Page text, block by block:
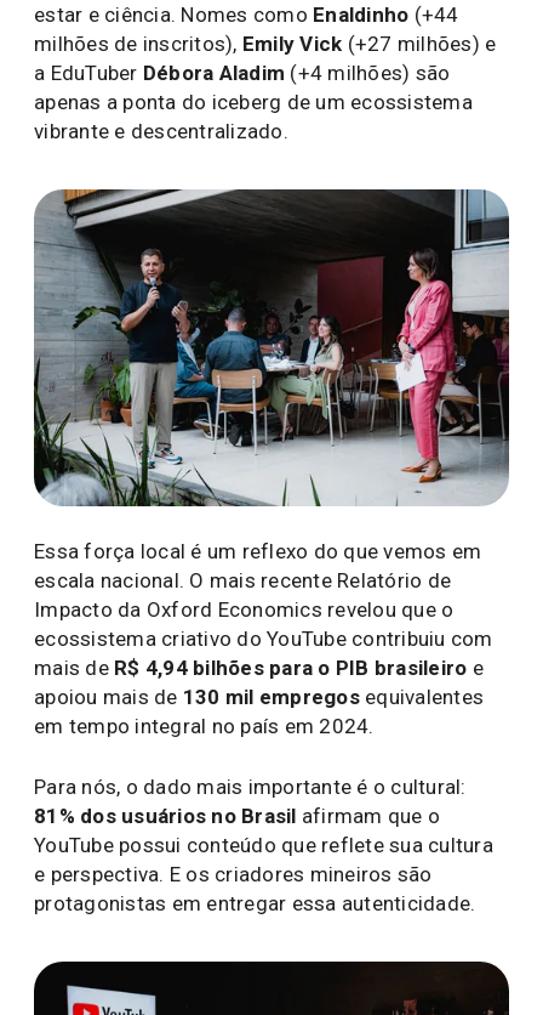
estar e ciência. Nomes como Enaldinho (+44
milhões de inscritos), Emily Vick (+27 milhões) e
a EduTuber Débora Aladim (+4 milhões) são
apenas a ponta do iceberg de um ecossistema
vibrante e descentralizado.
Essa força local é um reflexo do que vemos em
escala nacional. O mais recente Relatório de
Impacto da Oxford Economics revelou que o
ecossistema criativo do YouTube contribuiu com
mais de R$ 4,94 bilhões para o PIB brasileiro e
apoiou mais de 130 mil empregosequivalentes
em tempo integral no país em 2024.
Para nós, o dado mais importante é o cultural:
81% dos usuários no Brasil afirmam que o
YouTube possui conteúdo que reflete sua cultura
e perspectiva. E os criadores mineiros são
protagonistas em entregar essa autenticidade.